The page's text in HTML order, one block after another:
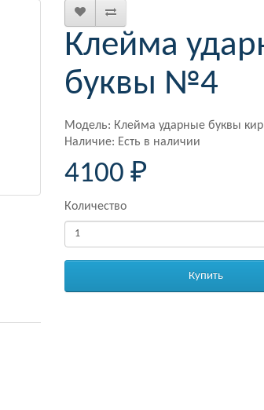
Клейма
буквы №4
Модель: Клейма ударные буквы
Наличие: Есть в наличии
4100 ₽
Количество
Купить